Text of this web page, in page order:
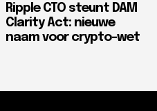
Ripple CTO steunt DAM
Clarity Act: nieuwe
naam voor crypto-wet